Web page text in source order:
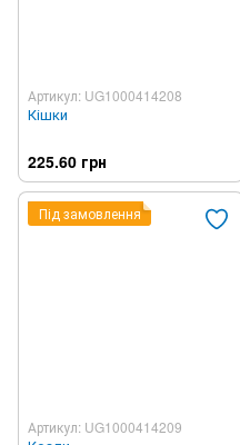
Артикул: UG1000414208
Кішки
225.60 грн
Під замовлення
Артикул: UG1000414209